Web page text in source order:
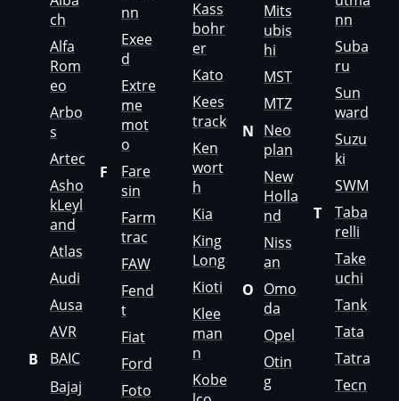
Haval
Hawtai
Hidromek
Higer
Hino
Hitachi
Honda
Hongqi
Howo
ch
Alfa
Rom
eo
Arbo
s
Artec
Asho
kLeyl
and
Atlas
Audi
Ausa
AVR
B
BAIC
Bajaj
nn
Exee
d
Extre
me
mot
o
F
Fare
sin
Farm
trac
FAW
Fend
t
Fiat
Ford
Foto
Kass
bohr
er
Kato
Kees
track
Ken
wort
h
Kia
King
Long
Kioti
Klee
man
n
Kobe
Mits
ubis
hi
MST
MTZ
N Neo
plan
New
Holla
nd
Niss
an
O Omo
da
Opel
Otin
g
nn
Suba
ru
Sun
ward
Suzu
ki
SWM
T
Taba
relli
Take
uchi
Tank
Tata
Tatra
Tecn